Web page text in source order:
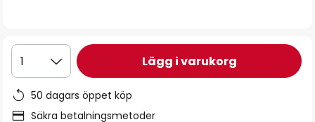
1 Lägg i varukorg
50 dagars öppet köp
Säkra betalningsmetoder